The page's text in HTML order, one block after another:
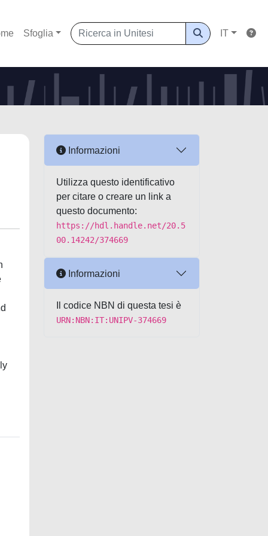
Sfoglia IT
Informazioni
Utilizza questo identificativo
per citare o creare un link a
questo documento:
https://hdl.handle.net/20.5
00.14242/374669
Informazioni
Il codice NBN di questa tesi è
URN:NBN:IT:UNIPV-374669